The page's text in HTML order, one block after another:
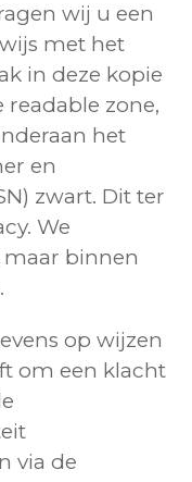
wij u een
met het
in deze kopie
readable zone,
het
en
zwart. Dit ter
We
maar binnen
op wijzen
om een klacht
via de